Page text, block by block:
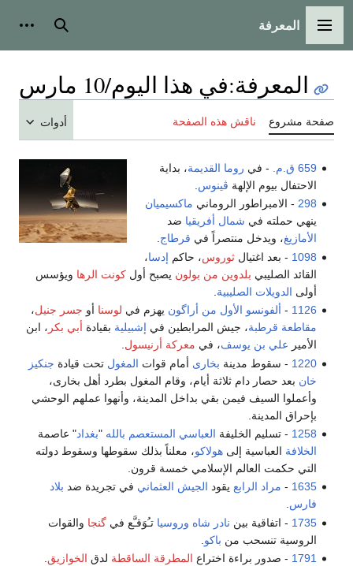
القائمة الرئيسية
المعرفة بحث
المعرفة:في هذا اليوم/10 مارس
صفحة مشروع ناقش هذه الصفحة أدوات
659 ق.م. - في روما القديمة، بداية
الاحتفال بيوم الإلهة ڤينوس
298 - الامبراطور الروماني ماكسيميان
ينهي حملته في شمال أفريقيا ضد
الأمازيغ، ويدخل منتصراً في قرطاج.
1098 - بعد اغتيالثوروس، حاكم إدسا،
القائد الصليبي بلدوين من بولون يصبح أولكونت الرها ويؤسس
أولى الدويلات الصليبية
1126
- ألفونسو الأول من أراگون يهزم في لوسنا أو جسر جنيل،
مقاطعة قرطبة، جيش المرابطين في إشبيلية بقيادة أبي بكر ، ابن
الأمير علي بن يوسف، في معركة أرنيسول.
1220 - سقوط مدينة بخارى أمام قوات المغول تحت قيادة جنكيز
خان بعد حصار دام ثلاثة أيام، وقام المغول بطرد أهل بخارى،
وأعملوا السيف فيمن بقي بداخل المدينة، وأنهوا عملهم الوحشي
بإحراق المدينة.
1258 - تسليم الخليفة العباسي المستعصم بالله "بغداد" عاصمة
الخلافة العباسية إلىهولاكو، معلناً بذلك سقوطها وسقوط دولته
التي حكمت العالم الإسلامي خمسة قرون.
1635
- مراد الرابع يقود الجيش العثماني في تجريدة ضد بلاد
فارس.
1735 - اتفاقية بين نادر شاه وروسيا تـُوَقـَّع فيگنجا والقوات
الروسية تنسحب من باكو
1791 - صدور براءة اختراع المطرقة الساقطة لدق الخوازيق